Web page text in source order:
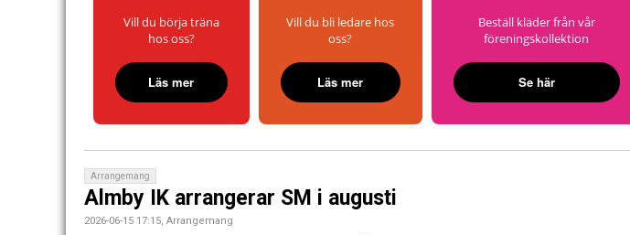
Beställ kläder från vår
föreningskollektion
Se här
Vill du bli ledare hos
oss?
Läs mer
Vill du börja träna
hos oss?
Läs mer
Arrangemang
Almby IK arrangerar SM i augusti
2026-06-15 17:15, Arrangemang